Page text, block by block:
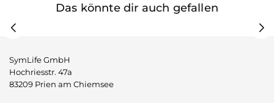
Das könnte dir auch gefallen
SymLife GmbH
Hochriesstr. 47a
83209 Prien am Chiemsee